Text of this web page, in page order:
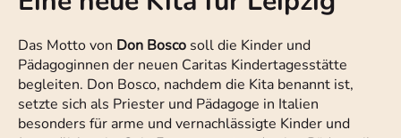
Das Motto von Don Bosco soll die Kinder und
Pädagoginnen der neuen Caritas Kindertagesstätte
begleiten. Don Bosco, nachdem die Kita benannt ist,
setzte sich als Priester und Pädagoge in Italien
besonders für arme und vernachlässigte Kinder und